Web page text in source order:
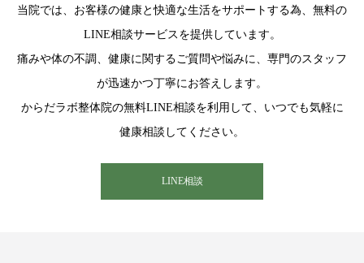
当院では、お客様の健康と快適な生活をサポートする為、無料の
LINE相談サービスを提供しています。
痛みや体の不調、健康に関するご質問や悩みに、専門のスタッフ
が迅速かつ丁寧にお答えします。
からだラボ整体院の無料LINE相談を利用して、いつでも気軽に
健康相談してください。
LINE相談